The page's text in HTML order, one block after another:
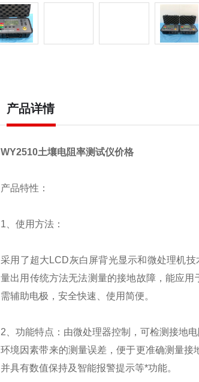
产品详情
WY2510土壤电阻率测试仪价格
产品特性：
1、使用方法：
采用了超大LCD灰白屏背光显示和微处理机
量出用传统方法无法测量的接地故障，能应
需辅助电极，安全快速、使用简便。
2、功能特点：由微处理器控制，可检测接地
环境因素带来的测量误差，便于更准确测量
并具有数值保持及智能报警提示等*功能。